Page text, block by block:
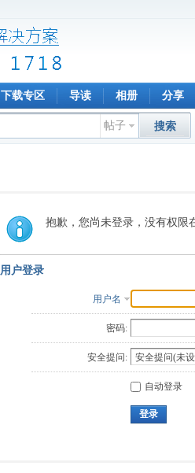
下载专区 导读 相册 分享
帖子 搜索
抱歉，您尚未登录，没有权限
用户登录
用户名
密码:
安全提问:
自动登录
登录